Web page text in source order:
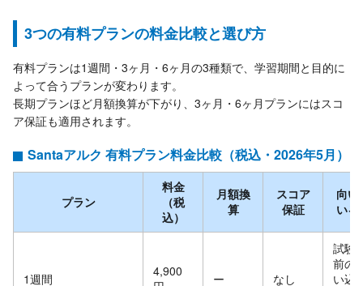
3つの有料プランの料金比較と選び方
有料プランは1週間・3ヶ月・6ヶ月の3種類で、学習期間と目的に
よって合うプランが変わります。
長期プランほど月額換算が下がり、3ヶ月・6ヶ月プランにはスコ
ア保証も適用されます。
Santaアルク 有料プラン料金比較（税込・2026年5月）
プラン
料金
（税
込）
月額換
算
スコア
保証
向い
いる
1週間
4,900
ー なし
試験
前の
い込